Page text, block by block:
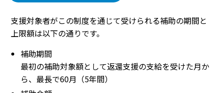
支援対象者がこの制度を通じて受けられる補助の期間と
上限額は以下の通りです。
補助期間
最初の補助対象額として返還支援の支給を受けた月か
ら、最長で60月（5年間）